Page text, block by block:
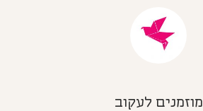
מוזמנים לעקוב